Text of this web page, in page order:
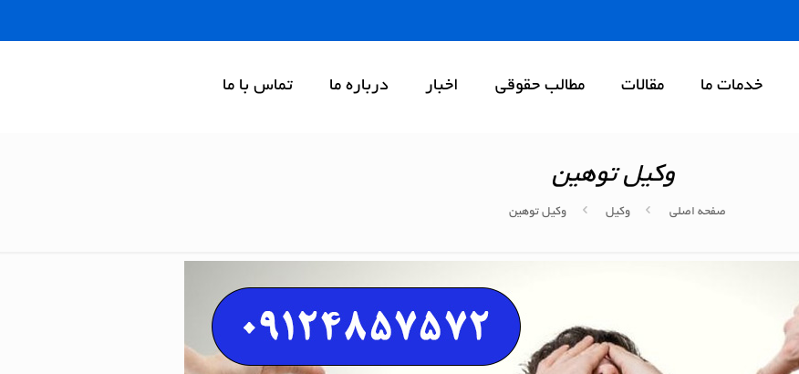
خدمات ما مقالات مطالب حقوقی اخبار درباره ما تماس با ما
وکیل توهین
صفحه اصلی وکیل وکیل توهین